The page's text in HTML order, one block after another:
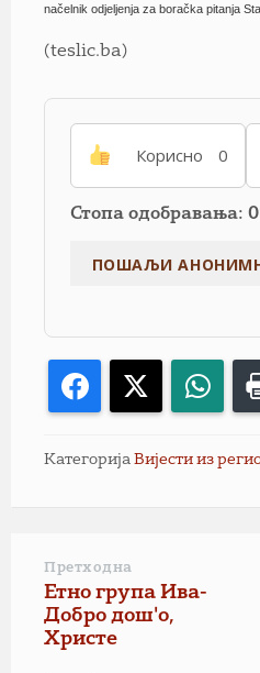
načelnik odjeljenja za boračka pitanja
(teslic.ba)
Корисно 0
Стопа одобравања:
Facebook
Категорија Вијести из
Претходна
Етно група Ива-
Добро дош'о,
Христе